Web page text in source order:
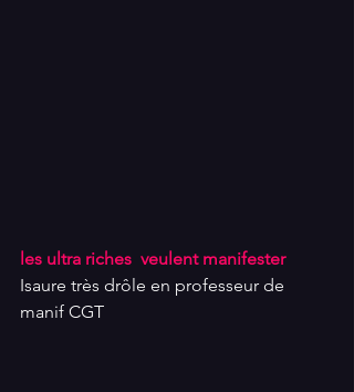
les ultra riches  veulent manifester
Isaure très drôle en professeur de
manif CGT